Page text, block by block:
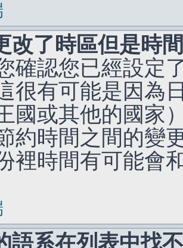
改了時區但是時
確認您已經設定
很有可能是因為
國或其他的國家
約時間之間的變
裡時間有可能會
語系在列表中找